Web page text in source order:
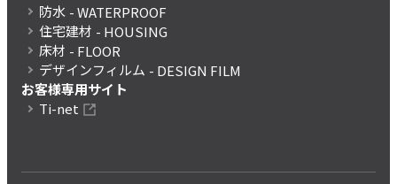
防水 - WATERPROOF
住宅建材 - HOUSING
床材 - FLOOR
デザインフィルム - DESIGN FILM
お客様専用サイト
Ti-net